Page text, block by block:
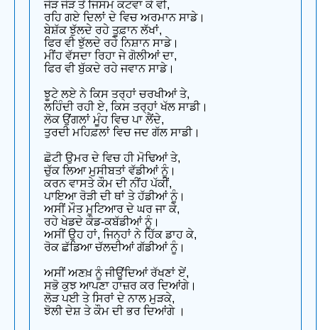
ਜੋੜ ਜੋੜ ਤੋਂ ਜਿਸਮ ਕਟਵਾ ਕੇ ਵੀ,
ਰਹਿ ਗਏ ਦਿਲਾਂ ਦੇ ਵਿਚ ਅਰਮਾਨ ਸਾਡੇ।
ਬੇਸ਼ੱਕ ਝੁੱਲਦੇ ਰਹੇ ਤੂਫ਼ਾਨ ਲੱਖਾਂ,
ਫਿਰ ਵੀ ਝੁੱਲਦੇ ਰਹੇ ਨਿਸ਼ਾਨ ਸਾਡੇ।
ਮੀਂਹ ਵੱਸਦਾ ਰਿਹਾ ਜੇ ਗੋਲੀਆਂ ਦਾ,
ਫਿਰ ਵੀ ਬੁੱਕਦੇ ਰਹੇ ਜਵਾਨ ਸਾਡੇ।
ਝੂਟੇ ਲਏ ਨੇ ਕਿਸ ਤਰ੍ਹਾਂ ਚਰਖੀਆਂ ਤੇ,
ਲਹਿੰਦੀ ਰਹੀ ਏ, ਕਿਸ ਤਰ੍ਹਾਂ ਖੱਲ ਸਾਡੀ।
ਲੋਕ ਉਂਗਲਾਂ ਮੂੰਹ ਵਿਚ ਪਾ ਲੈਂਦੇ,
ਤੁਰਦੀ ਮਹਿਫ਼ਲਾਂ ਵਿਚ ਜਦ ਗੱਲ ਸਾਡੀ।
ਛੋਟੀ ਉਮਰ ਦੇ ਵਿਚ ਹੀ ਮੋਢਿਆਂ ਤੇ,
ਚੁੱਕ ਲਿਆ ਮੁਸੀਬਤਾਂ ਵੱਡੀਆਂ ਨੂੰ।
ਕਰਨ ਵਾਸਤੇ ਕੌਮ ਦੀ ਨੀਂਹ ਪੱਕੀਂ,
ਪਾਇਆ ਰੋੜੀ ਦੀ ਥਾਂ ਤੇ ਹੱਡੀਆਂ ਨੂੰ।
ਅਸੀਂ ਮੌਤ ਮੁਟਿਆਰ ਦੇ ਘਰ ਜਾ ਕੇ,
ਰਹੇ ਖੇਡਦੇ ਕੌਡ-ਕਬੱਡੀਆਂ ਨੂੰ।
ਅਸੀਂ ਉਹ ਹਾਂ, ਜਿਨ੍ਹਾਂ ਨੇ ਹਿੱਕ ਡਾਹ ਕੇ,
ਰੋਕ ਛੱਡਿਆ ਚੱਲਦੀਆਂ ਗੱਡੀਆਂ ਨੂੰ।
ਅਸੀਂ ਅਣਖ਼ ਨੂੰ ਜੀਊਂਦਿਆਂ ਰੱਖਣਾਂ ਏਂ,
ਸਭੋ ਕੁਝ ਆਪਣਾ ਹਾਜ਼ਰ ਕਰ ਦਿਆਂਗੇ।
ਲੋੜ ਪਈ ਤੇ ਸਿਰਾਂ ਦੇ ਨਾਲ ਮੁੜਕੇ,
ਝੋਲੀ ਦੇਸ਼ ਤੇ ਕੌਮ ਦੀ ਭਰ ਦਿਆਂਗੇ ।